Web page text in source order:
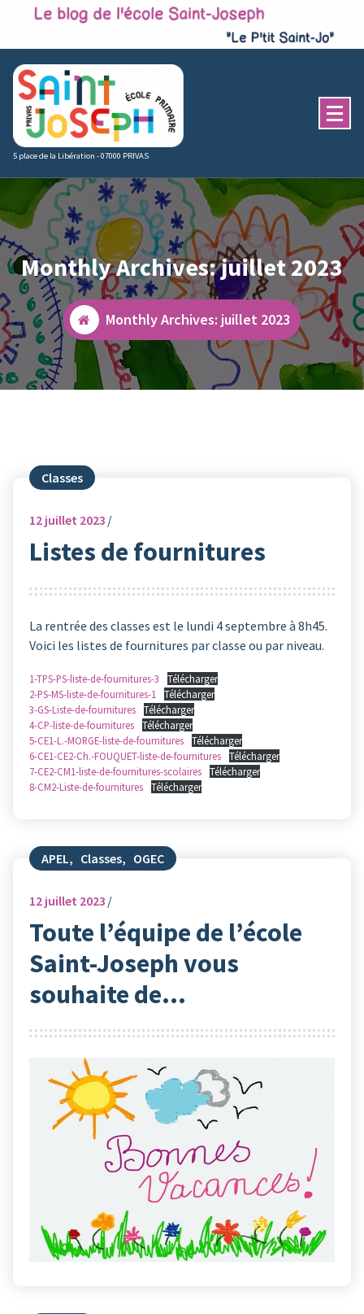
content
5 place de la Libération - 07000 PRIVAS
Monthly Archives: juillet 2023
Monthly Archives: juillet 2023
Classes
12 juillet 2023
Listes de fournitures
La rentrée des classes est le lundi 4 septembre à 8h45.
Voici les listes de fournitures par classe ou par niveau.
1-TPS-PS-liste-de-fournitures-3
Télécharger
2-PS-MS-liste-de-fournitures-1
Télécharger
3-GS-Liste-de-fournitures
Télécharger
4-CP-liste-de-fournitures
Télécharger
5-CE1-L.-MORGE-liste-de-fournitures
Télécharger
6-CE1-CE2-Ch.-FOUQUET-liste-de-fournitures
Télécharger
7-CE2-CM1-liste-de-fournitures-scolaires
Télécharger
8-CM2-Liste-de-fournitures
Télécharger
APEL, Classes, OGEC
12 juillet 2023
Toute l’équipe de l’école
Saint-Joseph vous
souhaite de…